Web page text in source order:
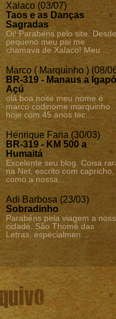
Xalaco (03/07)
Taos e as Danças
Sagradas
Oi! Parabéns pelo site. Desde
pequeno meu pai me
chamava de Xalaco! Meu ...
Marco ( Marquinho ) (08/
BR-319 - Manaus a
Açú
olá boa noite meu nome é
marco codinome marquinho
hoje com 45 anos tec....
Henrique Faria (30/03)
BR-319 - KM 500 a
Humaitá
Excelente seu blog. Coisa
na Net, escrito com capricho,
como a nossa...
Adi Barbosa (23/03)
Sobradinho
Parabéns pela viagem a
cidade. São Thomé das
Letras, especialmen...